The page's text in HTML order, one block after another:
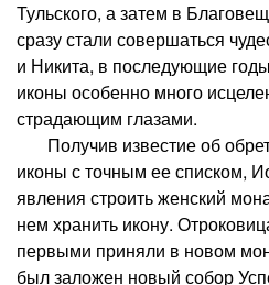
Тульского, а затем в
сразу стали совершаться
и Никита, в последующие
иконы особенно много
страдающим глазами.
Получив известие об
иконы с точным ее списком,
явления строить женский
нем хранить икону.
первыми приняли в новом
был заложен новый собор